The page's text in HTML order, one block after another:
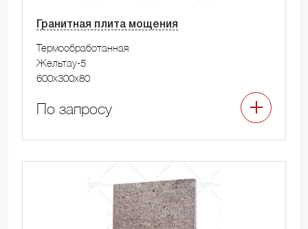
Гранитная плита мощения
Термообработанная
Жельтау-5
600x300x80
По запросу